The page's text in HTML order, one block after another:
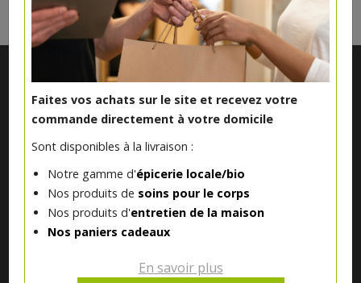
Faites vos achats sur le site et recevez votre
commande directement à votre domicile
Sont disponibles à la livraison :
Notre gamme d'épicerie locale/bio
Nos produits de soins pour le corps
Nos produits d'entretien de la maison
Nos paniers cadeaux
En savoir plus
Notre magasin situé à Quevaucamps réunit sous son toit les
produits de plus de 50 artisans et producteurs régionaux pour